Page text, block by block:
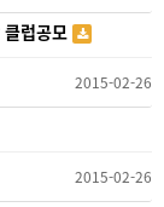
럽공모
2015-02-26
2015-02-26